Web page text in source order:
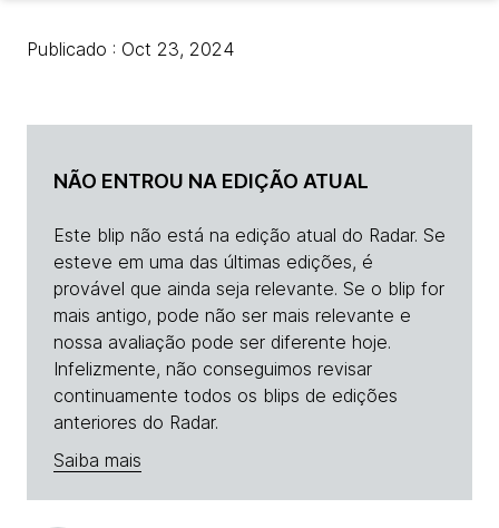
Publicado : Oct 23, 2024
NÃO ENTROU NA EDIÇÃO ATUAL
Este blip não está na edição atual do Radar. Se
esteve em uma das últimas edições, é
provável que ainda seja relevante. Se o blip for
mais antigo, pode não ser mais relevante e
nossa avaliação pode ser diferente hoje.
Infelizmente, não conseguimos revisar
continuamente todos os blips de edições
anteriores do Radar.
Saiba mais